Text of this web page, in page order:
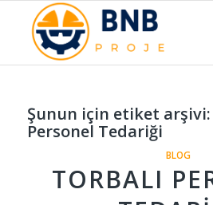
Şunun için etiket arşivi:
Personel Tedariği
BLOG
TORBALI